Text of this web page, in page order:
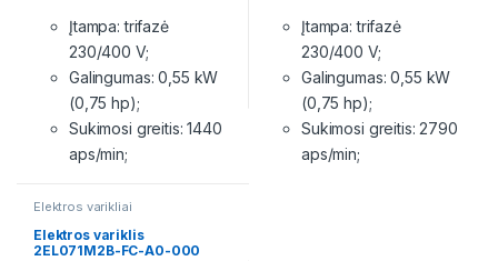
Įtampa: trifazė
230/400 V;
Galingumas: 0,55 kW
(0,75 hp);
Sukimosi greitis: 1440
aps/min;
Įtampa: trifazė
230/400 V;
Galingumas: 0,55 kW
(0,75 hp);
Sukimosi greitis: 2790
aps/min;
Elektros varikliai
Elektros variklis
2EL071M2B-FC-A0-000